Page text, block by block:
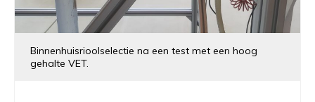
Binnenhuisrioolselectie na een test met een hoog
gehalte VET.